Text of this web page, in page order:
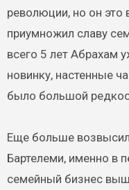
революции, но он
приумножил славу
всего 5 лет Абрахам
новинку, настенные
было большой
Еще больше
Бартелеми, именно в
семейный бизнес